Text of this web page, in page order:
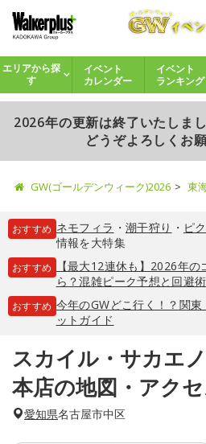
エリアから探
す
イベント
カレンダー
イベント
ランキング
2026年の更新は終了いたしま
どうぞよろしくお
GW(ゴールデンウィーク)2026 東
おすすめ ネモフィラ ・ 潮干狩り ・ ピ
情報を大特集
おすすめ
【最大12連休も】2026年
ら？混雑ピーク予想と回避
おすすめ 今年のGWどこ行く！？関
ットガイド
スカイル・サカエ
本店の地図・アク
愛知県名古屋市中区